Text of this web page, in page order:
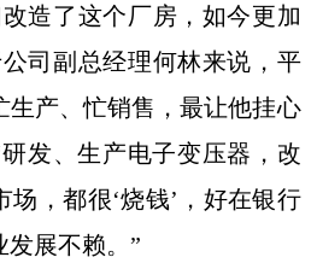
造了这个厂房，如今更加
司副总经理何林来说，平
生产、忙销售，最让他挂心
发、生产电子变压器，改
场，都很‘烧钱’，好在银行
发展不赖。”